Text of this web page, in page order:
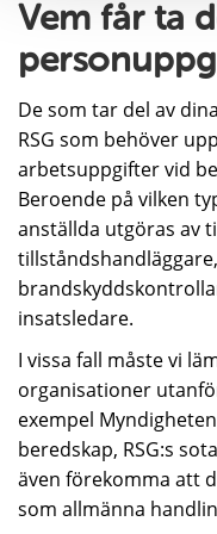
Vem får ta
De som tar del av
RSG som behöver
arbetsuppgifter vid
Beroende på vilken
anställda utgöras av
insatsledare.
I vissa fall måste vi
organisationer
exempel
beredskap, RSG:s
även förekomma att
som allmänna